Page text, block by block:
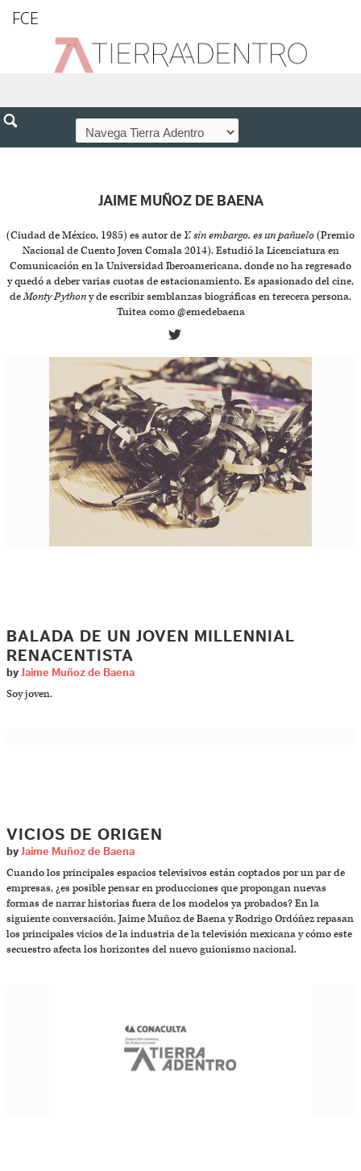
FCE
JAIME MUÑOZ DE BAENA
(Ciudad de México, 1985) es autor deY, sin embargo, es un pañuelo(Premio
Nacional de Cuento Joven Comala 2014). Estudió la Licenciatura en
Comunicación en la Universidad Iberoamericana, donde no ha regresado
y quedó a deber varias cuotas de estacionamiento. Es apasionado del cine,
deMonty Pythony de escribir semblanzas biográficas en terecera persona.
Tuitea como @emedebaena
BALADA DE UN JOVEN MILLENNIAL
RENACENTISTA
by Jaime Muñoz de Baena
Soy joven.
VICIOS DE ORIGEN
by Jaime Muñoz de Baena
Cuando los principales espacios televisivos están coptados por un par de
empresas, ¿es posible pensar en producciones que propongan nuevas
formas de narrar historias fuera de los modelos ya probados? En la
siguiente conversación, Jaime Muñoz de Baena y Rodrigo Ordóñez repasan
los principales vicios de la industria de la televisión mexicana y cómo este
secuestro afecta los horizontes del nuevo guionismo nacional.